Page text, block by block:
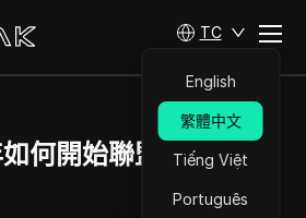
TC
English
繁體中文
Tiếng Việt
Português
何開始聯盟行銷